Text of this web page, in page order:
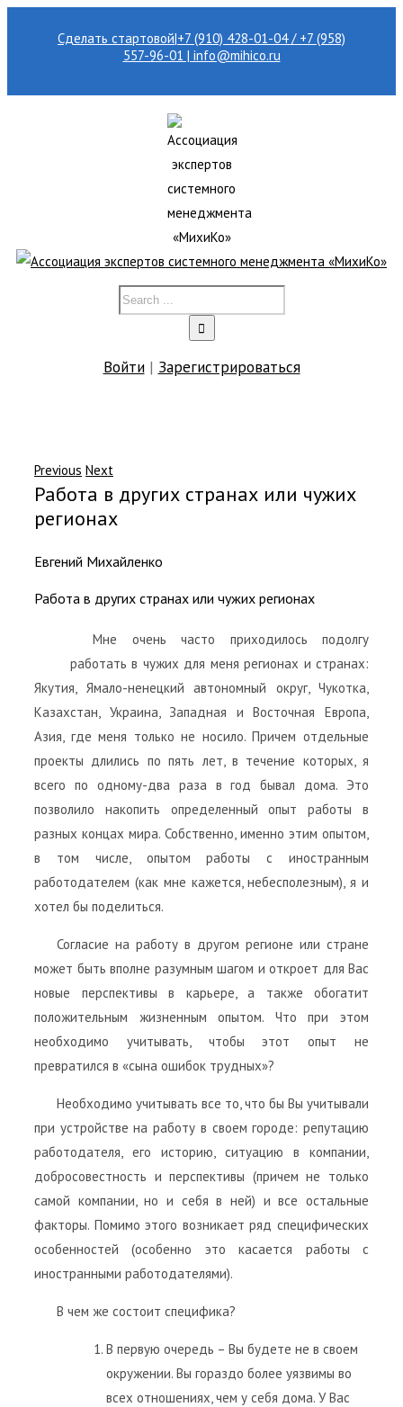
Сделать стартовой|+7 (910) 428-01-04 / +7 (958)
557-96-01 | info@mihico.ru
Войти| Зарегистрироваться
Previous Next
Работа в других странах или чужих
регионах
Евгений Михайленко
Работа в других странах или чужих регионах
Мне очень часто приходилось подолгу
работать в чужих для меня регионах и странах:
Якутия, Ямало-ненецкий автономный округ, Чукотка,
Казахстан, Украина, Западная и Восточная Европа,
Азия, где меня только не носило. Причем отдельные
проекты длились по пять лет, в течение которых, я
всего по одному-два раза в год бывал дома. Это
позволило накопить определенный опыт работы в
разных концах мира. Собственно, именно этим опытом,
в том числе, опытом работы с иностранным
работодателем (как мне кажется, небесполезным), я и
хотел бы поделиться.
Согласие на работу в другом регионе или стране
может быть вполне разумным шагом и откроет для Вас
новые перспективы в карьере, а также обогатит
положительным жизненным опытом. Что при этом
необходимо учитывать, чтобы этот опыт не
превратился в «сына ошибок трудных»?
Необходимо учитывать все то, что бы Вы учитывали
при устройстве на работу в своем городе: репутацию
работодателя, его историю, ситуацию в компании,
добросовестность и перспективы (причем не только
самой компании, но и себя в ней) и все остальные
факторы. Помимо этого возникает ряд специфических
особенностей (особенно это касается работы с
иностранными работодателями).
В чем же состоит специфика?
В первую очередь – Вы будете не в своем
окружении. Вы гораздо более уязвимы во
всех отношениях, чем у себя дома. У Вас